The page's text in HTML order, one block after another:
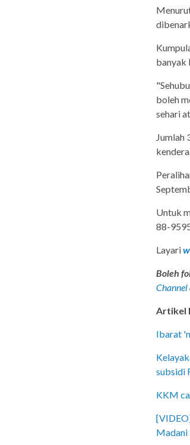
banyak
boleh
sehari
Jumlah
Untuk
88-
Layari
Boleh
Channel
Artikel
Ibarat
subsidi
KKM
Madani